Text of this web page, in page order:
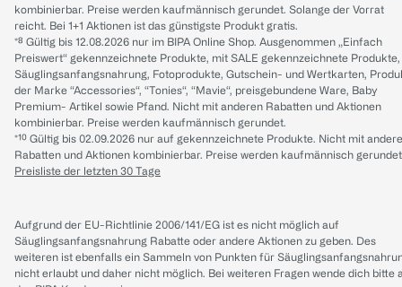
kombinierbar. Preise werden kaufmännisch gerundet. Solange der Vorrat
reicht. Bei 1+1 Aktionen ist das günstigste Produkt gratis.
*⁸ Gültig bis 12.08.2026 nur im BIPA Online Shop. Ausgenommen „Einfach
Preiswert“ gekennzeichnete Produkte, mit SALE gekennzeichnete Produkte,
Säuglingsanfangsnahrung, Fotoprodukte, Gutschein- und Wertkarten,
der Marke “Accessories“, “Tonies“, “Mavie“, preisgebundene Ware, Baby
Premium- Artikel sowie Pfand. Nicht mit anderen Rabatten und Aktionen
kombinierbar. Preise werden kaufmännisch gerundet.
*¹⁰ Gültig bis 02.09.2026 nur auf gekennzeichnete Produkte. Nicht mit
Rabatten und Aktionen kombinierbar. Preise werden kaufmännisch
Preisliste der letzten 30 Tage
Aufgrund der EU-Richtlinie 2006/141/EG ist es nicht möglich auf
Säuglingsanfangsnahrung Rabatte oder andere Aktionen zu geben. Des
weiteren ist ebenfalls ein Sammeln von Punkten für
nicht erlaubt und daher nicht möglich. Bei weiteren Fragen wende dich bitte